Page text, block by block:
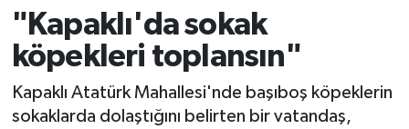
"Kapaklı'da sokak
köpekleri toplansın"
Kapaklı Atatürk Mahallesi'nde başıboş köpeklerin
sokaklarda dolaştığını belirten bir vatandaş,
Spor
Eğitim
Siyaset
Tekirdağ Trafik Yoğunluk Haritası
Süper Lig Puan Durumu ve Fikstür
Tüm Manşetler